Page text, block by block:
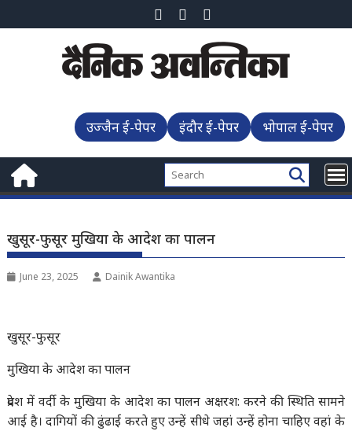
to
उज्जैन ई-पेपर इंदौर ई-पेपर भोपाल ई-पेपर
खुसूर-फुसूर मुखिया के आदेश का पालन
June 23, 2025 Dainik Awantika
खुसूर-फुसूर
मुखिया के आदेश का पालन
प्रदेश में वर्दी के मुखिया के आदेश का पालन अक्षरश: करने की स्थिति सामने
आई है। दागियों की ढुंढाई करते हुए उन्हें सीधे जहां उन्हें होना चाहिए वहां के